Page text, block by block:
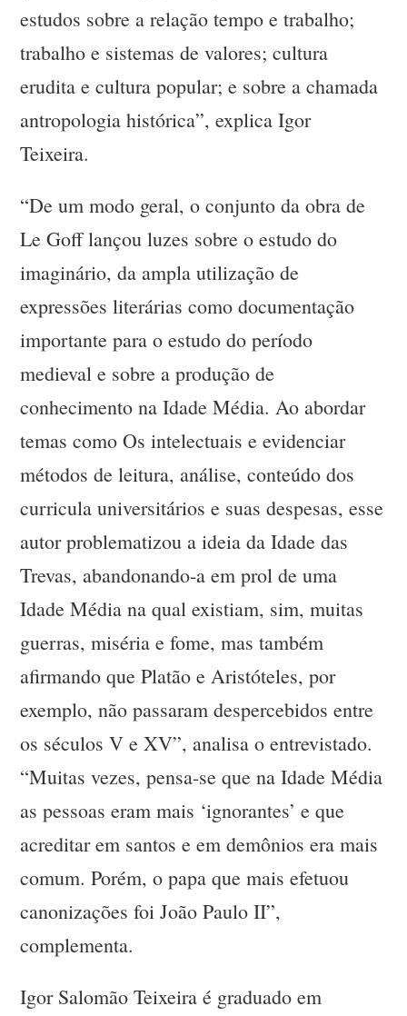
estudos sobre a relação tempo e trabalho;
trabalho e sistemas de valores; cultura
erudita e cultura popular; e sobre a chamada
antropologia histórica”, explica Igor
Teixeira.
“De um modo geral, o conjunto da obra de
Le Goff lançou luzes sobre o estudo do
imaginário, da ampla utilização de
expressões literárias como documentação
importante para o estudo do período
medieval e sobre a produção de
conhecimento na Idade Média. Ao abordar
temas como Os intelectuais e evidenciar
métodos de leitura, análise, conteúdo dos
curricula universitários e suas despesas, esse
autor problematizou a ideia da Idade das
Trevas, abandonando-a em prol de uma
Idade Média na qual existiam, sim, muitas
guerras, miséria e fome, mas também
afirmando que Platão e Aristóteles, por
exemplo, não passaram despercebidos entre
os séculos V e XV”, analisa o entrevistado.
“Muitas vezes, pensa-se que na Idade Média
as pessoas eram mais ‘ignorantes’ e que
acreditar em santos e em demônios era mais
comum. Porém, o papa que mais efetuou
canonizações foi João Paulo II”,
complementa.
Igor Salomão Teixeira é graduado em